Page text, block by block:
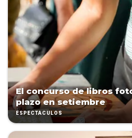
El concurso de libros
plazo en setiembre
ESPECTÁCULOS